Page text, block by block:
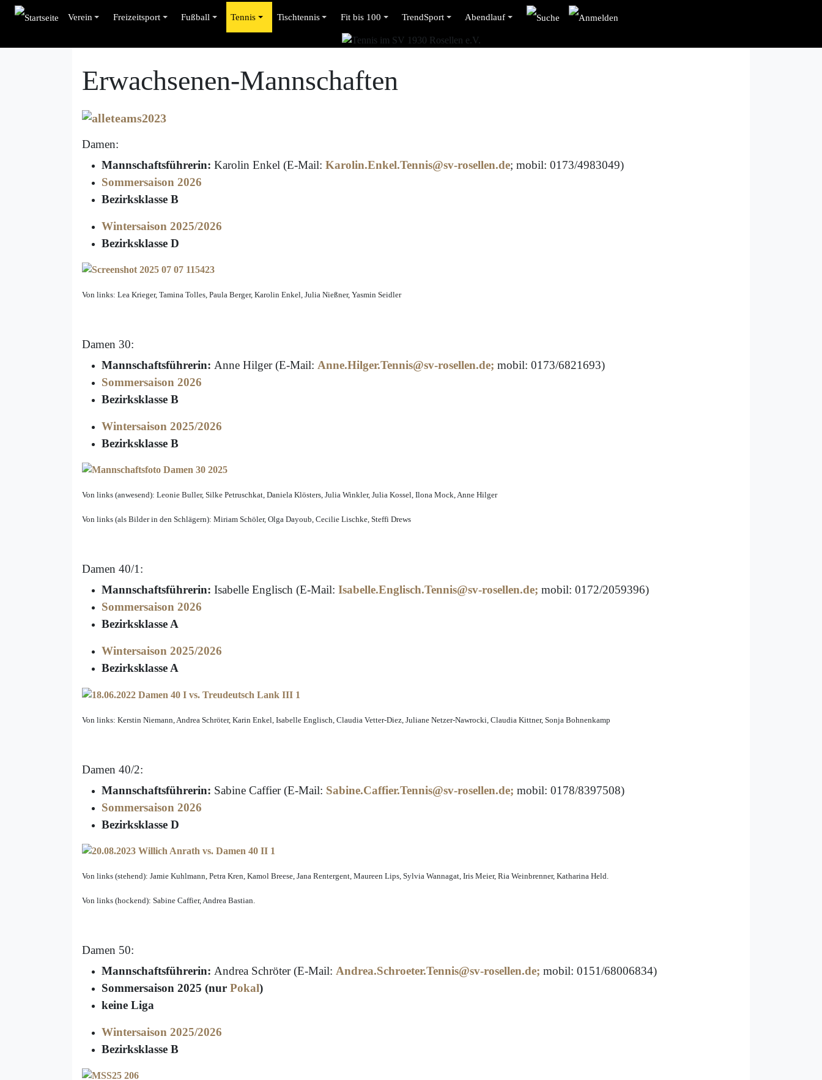
Verein Freizeitsport Fußball Tennis Tischtennis Fit bis 100 TrendSport Abendlauf
Erwachsenen-Mannschaften
Damen:
Mannschaftsführerin: Karolin Enkel (E-Mail: Karolin.Enkel.Tennis@sv-rosellen.de; mobil: 0173/4983049)
Sommersaison 2026
Bezirksklasse B
Wintersaison 2025/2026
Bezirksklasse D
Von links: Lea Krieger, Tamina Tolles, Paula Berger, Karolin Enkel, Julia Nießner, Yasmin Seidler
Damen 30:
Mannschaftsführerin: Anne Hilger (E-Mail: Anne.Hilger.Tennis@sv-rosellen.de; mobil: 0173/6821693)
Sommersaison 2026
Bezirksklasse B
Wintersaison 2025/2026
Bezirksklasse B
Von links (anwesend): Leonie Buller, Silke Petruschkat, Daniela Klösters, Julia Winkler, Julia Kossel, Ilona Mock, Anne Hilger
Von links (als Bilder in den Schlägern): Miriam Schöler, Olga Dayoub, Cecilie Lischke, Steffi Drews
Damen 40/1:
Mannschaftsführerin: Isabelle Englisch (E-Mail: Isabelle.Englisch.Tennis@sv-rosellen.de; mobil: 0172/2059396)
Sommersaison 2026
Bezirksklasse A
Wintersaison 2025/2026
Bezirksklasse A
Von links: Kerstin Niemann, Andrea Schröter, Karin Enkel, Isabelle Englisch, Claudia Vetter-Diez, Juliane Netzer-Nawrocki, Claudia Kittner, Sonja Bohnenkamp
Damen 40/2:
Mannschaftsführerin: Sabine Caffier (E-Mail: Sabine.Caffier.Tennis@sv-rosellen.de; mobil: 0178/8397508)
Sommersaison 2026
Bezirksklasse D
Von links (stehend): Jamie Kuhlmann, Petra Kren, Kamol Breese, Jana Rentergent, Maureen Lips, Sylvia Wannagat, Iris Meier, Ria Weinbrenner, Katharina Held.
Von links (hockend): Sabine Caffier, Andrea Bastian.
Damen 50:
Mannschaftsführerin: Andrea Schröter (E-Mail: Andrea.Schroeter.Tennis@sv-rosellen.de; mobil: 0151/68006834)
Sommersaison 2025 (nur Pokal)
keine Liga
Wintersaison 2025/2026
Bezirksklasse B